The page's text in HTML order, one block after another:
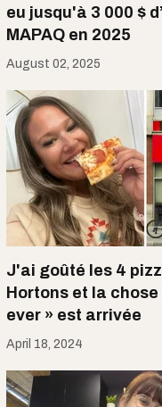
eu jusqu'à 3 000 $
MAPAQ en 2025
August 02, 2025
J'ai goûté les 4
Hortons et la
ever » est arrivée
April 18, 2024